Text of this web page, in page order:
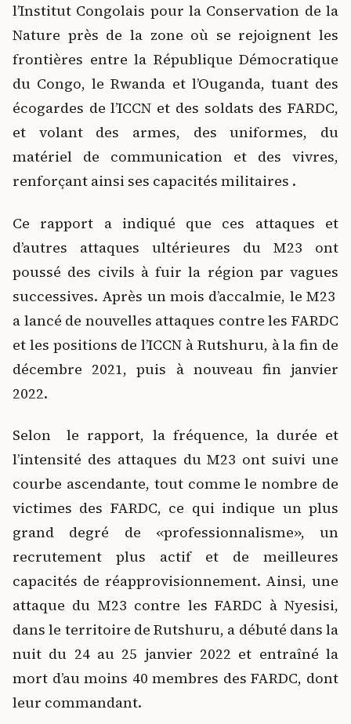
l’Institut Congolais pour la Conservation de la
Nature près de la zone où se rejoignent les
frontières entre la République Démocratique
du Congo, le Rwanda et l’Ouganda, tuant des
écogardes de l’ICCN et des soldats des FARDC,
et volant des armes, des uniformes, du
matériel de communication et des vivres,
renforçant ainsi ses capacités militaires .
Ce rapport a indiqué que ces attaques et
d’autres attaques ultérieures du M23 ont
poussé des civils à fuir la région par vagues
successives. Après un mois d’accalmie, le M23
a lancé de nouvelles attaques contre les FARDC
et les positions de l’ICCN à Rutshuru, à la fin de
décembre 2021, puis à nouveau fin janvier
2022.
Selon le rapport, la fréquence, la durée et
l’intensité des attaques du M23 ont suivi une
courbe ascendante, tout comme le nombre de
victimes des FARDC, ce qui indique un plus
grand degré de «professionnalisme», un
recrutement plus actif et de meilleures
capacités de réapprovisionnement. Ainsi, une
attaque du M23 contre les FARDC à Nyesisi,
dans le territoire de Rutshuru, a débuté dans la
nuit du 24 au 25 janvier 2022 et entraîné la
mort d’au moins 40 membres des FARDC, dont
leur commandant.